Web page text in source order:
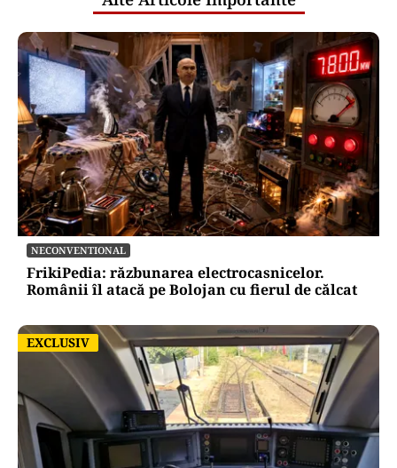
NECONVENTIONAL
FrikiPedia: răzbunarea electrocasnicelor.
Românii îl atacă pe Bolojan cu fierul de călcat
EXCLUSIV
EXCLUSIV